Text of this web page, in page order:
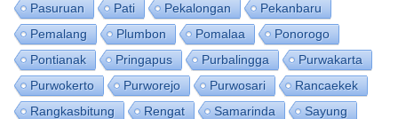
Pasuruan
Pati Pekalongan
Pekanbaru
Pemalang
Plumbon Pomalaa
Ponorogo
Pontianak
Pringapus Purbalingga
Purwakarta
Purwokerto
Purworejo Purwosari
Rancaekek
Rangkasbitung
Rengat Samarinda
Sayung